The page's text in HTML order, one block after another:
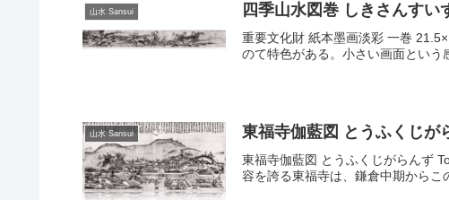
山水 Sansui 四季山水図巻 しきさんす
重要文化財 紙本墨画淡彩 一巻
のて特色がある。小さい画面という
山水 Sansui 東福寺伽藍図 とうふくじ
東福寺伽藍図 とうふくじがらんず
容を誇る東福寺は、鎌倉中期からこ